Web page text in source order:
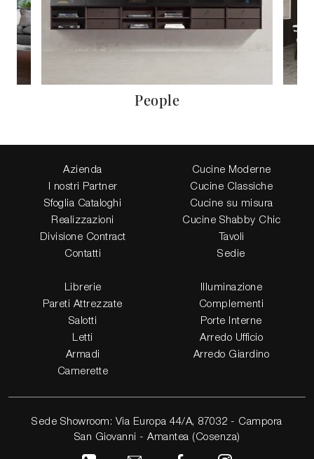
People
Azienda
I nostri Partner
Sfoglia Cataloghi
Realizzazioni
Divisione Contract
Contatti
Cucine Moderne
Cucine Classiche
Cucine su misura
Cucine Shabby Chic
Tavoli
Sedie
Librerie
Pareti Attrezzate
Salotti
Letti
Armadi
Camerette
Illuminazione
Complementi
Porte Interne
Arredo Ufficio
Arredo Giardino
Sede Showroom: Via Europa 44/A, 87032 - Campora
San Giovanni - Amantea (Cosenza)